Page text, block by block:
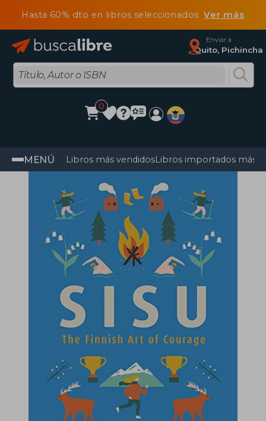
Hasta 60% dto en libros seleccionadosVer más
Enviar a
Quito, Pichincha
0
MENÚ Libros más vendidosLibros importados más